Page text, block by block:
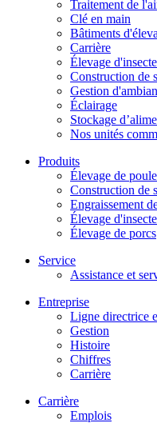
Traitement de
Clé en main
Bâtiments
Carrière
Élevage
Construction de
Gestion
Éclairage
Stockage
Nos unités
Produits
Élevage de
Construction de
Engraissement
Élevage
Élevage de porcs
Service
Assistance et
Entreprise
Ligne directrice
Gestion
Histoire
Chiffres
Carrière
Carrière
Emplois